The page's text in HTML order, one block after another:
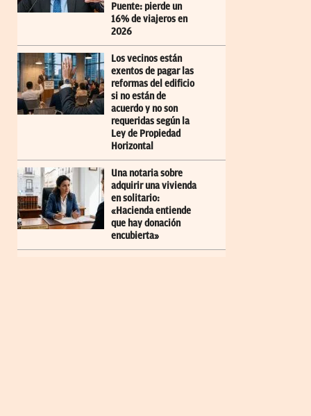
Puente: pierde un
16% de viajeros en
2026
Los vecinos están
exentos de pagar las
reformas del edificio
si no están de
acuerdo y no son
requeridas según la
Ley de Propiedad
Horizontal
Una notaria sobre
adquirir una vivienda
en solitario:
«Hacienda entiende
que hay donación
encubierta»